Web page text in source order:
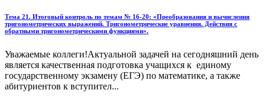
Тема 21. Итоговый контроль по темам № 16-20: «Преобразования и вычисления
тригонометрических выражений. Тригонометрические уравнения. Действия с
обратными тригонометрическими функциями».
Уважаемые коллеги!Актуальной задачей на сегодняшний день
является качественная подготовка учащихся к единому
государственному экзамену (ЕГЭ) по математике, а также
абитуриентов к вступител...